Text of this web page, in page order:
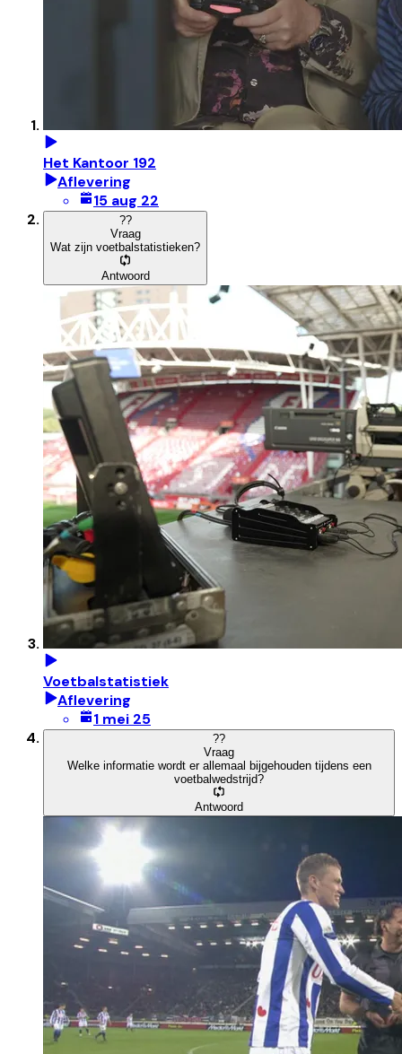
Het Kantoor 192
Aflevering
15 aug 22
??
Vraag
Wat zijn voetbalstatistieken?
Antwoord
Voetbalstatistiek
Aflevering
1 mei 25
??
Vraag
Welke informatie wordt er allemaal bijgehouden tijdens een
voetbalwedstrijd?
Antwoord